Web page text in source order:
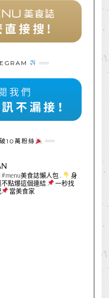
10萬粉絲
#menu美食誌懶人包 .
身
不點爆這個連結
一秒找
當美食家